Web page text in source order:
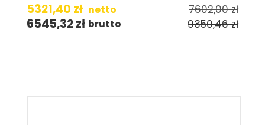
5321,40 zł netto 7602,00zł
6545,32zł brutto 9350,46zł